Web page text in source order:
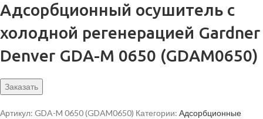
Адсорбционный осушитель c
холодной регенерацией Gardner
Denver GDA-M 0650 (GDAM0650)
Заказать
Артикул: GDA-M 0650 (GDAM0650) Категории: Адсорбционные